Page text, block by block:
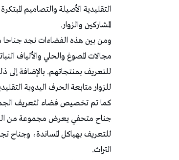
التقليدية الأصيلة والتصاميم
المشاركين والزوار.
ومن بين هذه الفضاءات نجد
مجالات المصوغ والحلي والألياف
للتعريف بمنتجاتهم. بالإضافة إلى
للزوار متابعة الحرف اليدوية
كما تم تخصيص فضاء لتعريف
جناح متحفي يعرض مجموعة من
للتعريف بهياكل المساندة،
التراث.